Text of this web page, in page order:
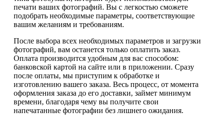
печати ваших фотографий. Вы с легкостью сможете
подобрать необходимые параметры, соответствующие
вашим желаниям и требованиям.
После выбора всех необходимых параметров и загрузки
фотографий, вам останется только оплатить заказ.
Оплата производится удобным для вас способом:
банковской картой на сайте или в приложении. Сразу
после оплаты, мы приступим к обработке и
изготовлению вашего заказа. Весь процесс, от момента
оформления заказа до его доставки, займет минимум
времени, благодаря чему вы получите свои
напечатанные фотографии без лишнего ожидания.